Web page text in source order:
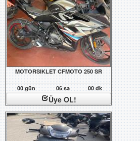
MOTORSIKLET CFMOTO 250 SR
00 gün 06 sa 00 dk
Üye OL!